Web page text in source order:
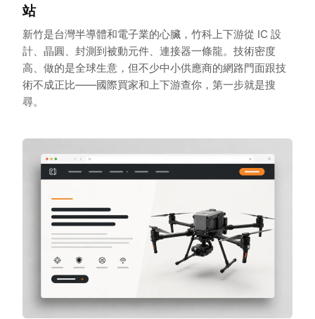
站
新竹是台灣半導體和電子業的心臟，竹科上下游從 IC 設
計、晶圓、封測到被動元件、連接器一條龍。技術密度
高、做的是全球生意，但不少中小供應商的網路門面跟技
術不成正比——國際買家和上下游查你，第一步就是搜
尋。